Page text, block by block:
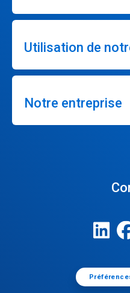
Utilisation de
Notre entreprise